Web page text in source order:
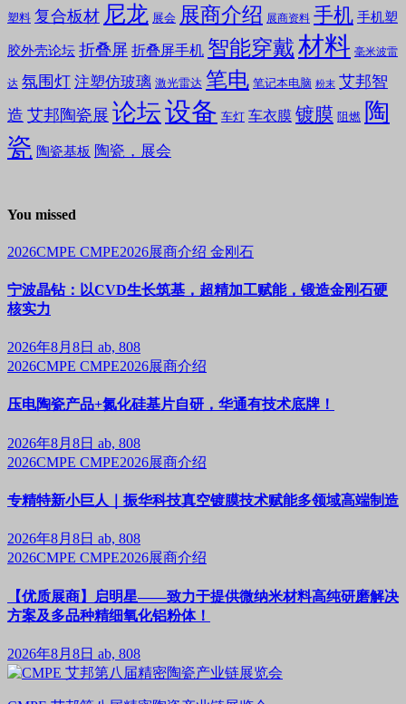
塑料 复合板材 尼龙 展会 展商介绍 展商资料 手机 手机塑
胶外壳论坛 折叠屏 折叠屏手机 智能穿戴材料 毫米波雷
达 氛围灯 注塑仿玻璃 激光雷达 笔电 笔记本电脑 粉末 艾邦智
造 艾邦陶瓷展 论坛设备 车灯 车衣膜 镀膜 阻燃 陶
瓷 陶瓷基板 陶瓷，展会
You missed
2026CMPE CMPE2026展商介绍 金刚石
宁波晶钻：以CVD生长筑基，超精加工赋能，锻造金刚石硬
核实力
2026年8月8日 ab, 808
2026CMPE CMPE2026展商介绍
压电陶瓷产品+氮化硅基片自研，华通有技术底牌！
2026年8月8日 ab, 808
2026CMPE CMPE2026展商介绍
专精特新小巨人｜振华科技真空镀膜技术赋能多领域高端制造
2026年8月8日 ab, 808
2026CMPE CMPE2026展商介绍
【优质展商】启明星——致力于提供微纳米材料高纯研磨解决
方案及多品种精细氧化铝粉体！
2026年8月8日 ab, 808